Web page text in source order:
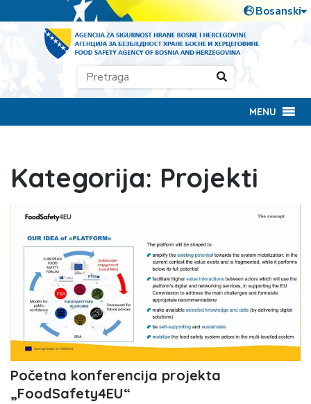
MENU
Kategorija: Projekti
Početna konferencija projekta
„FoodSafety4EU“